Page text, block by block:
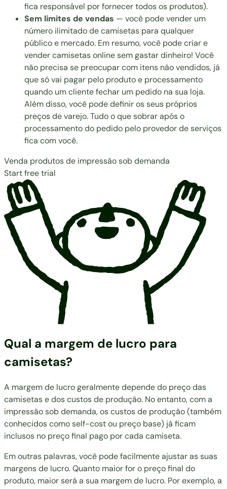
fica responsável por fornecer todos os produtos).
Sem limites de vendas — você pode vender um
número ilimitado de camisetas para qualquer
público e mercado. Em resumo, você pode criar e
vender camisetas online sem gastar dinheiro! Você
não precisa se preocupar com itens não vendidos, já
que só vai pagar pelo produto e processamento
quando um cliente fechar um pedido na sua loja.
Além disso, você pode definir os seus próprios
preços de varejo. Tudo o que sobrar após o
processamento do pedido pelo provedor de serviços
fica com você.
Venda produtos de impressão sob demanda
Start free trial
Qual a margem de lucro para
camisetas?
A margem de lucro geralmente depende do preço das
camisetas e dos custos de produção. No entanto, com a
impressão sob demanda, os custos de produção (também
conhecidos como self-cost ou preço base) já ficam
inclusos no preço final pago por cada camiseta.
Em outras palavras, você pode facilmente ajustar as suas
margens de lucro. Quanto maior for o preço final do
produto, maior será a sua margem de lucro. Por exemplo, a